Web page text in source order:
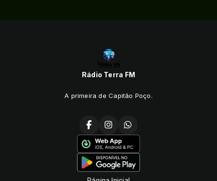
Rádio Terra FM
A primeira de Capitão Poço.